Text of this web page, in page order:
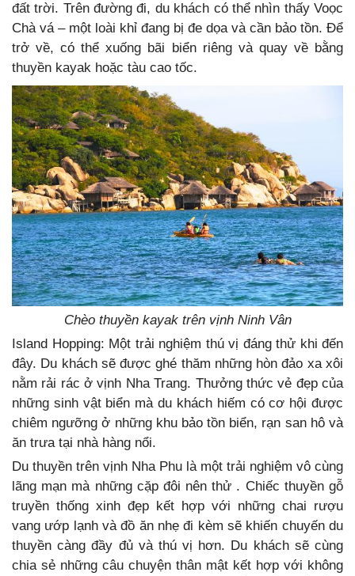
đất trời. Trên đường đi, du khách có thể nhìn thấy Voọc
Chà vá – một loài khỉ đang bị đe dọa và cần bảo tồn. Để
trở về, có thể xuống bãi biển riêng và quay về bằng
thuyền kayak hoặc tàu cao tốc.
Chèo thuyền kayak trên vịnh Ninh Vân
Island Hopping: Một trải nghiệm thú vị đáng thử khi đến
đây. Du khách sẽ được ghé thăm những hòn đảo xa xôi
nằm rải rác ở vịnh Nha Trang. Thưởng thức vẻ đẹp của
những sinh vật biển mà du khách hiếm có cơ hội được
chiêm ngưỡng ở những khu bảo tồn biển, rạn san hô và
ăn trưa tại nhà hàng nổi.
Du thuyền trên vịnh Nha Phu là một trải nghiệm vô cùng
lãng mạn mà những cặp đôi nên thử . Chiếc thuyền gỗ
truyền thống xinh đẹp kết hợp với những chai rượu
vang ướp lạnh và đồ ăn nhẹ đi kèm sẽ khiến chuyến du
thuyền càng đầy đủ và thú vị hơn. Du khách sẽ cùng
chia sẻ những câu chuyện thân mật kết hợp với không